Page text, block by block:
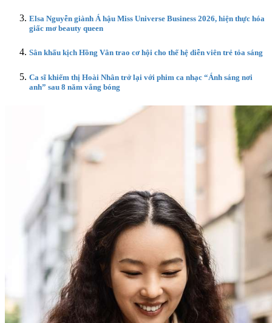
Elsa Nguyễn giành Á hậu Miss Universe Business 2026, hiện thực hóa
giấc mơ beauty queen
Sân khấu kịch Hồng Vân trao cơ hội cho thế hệ diễn viên trẻ tỏa sáng
Ca sĩ khiếm thị Hoài Nhân trở lại với phim ca nhạc “Ánh sáng nơi
anh” sau 8 năm vắng bóng